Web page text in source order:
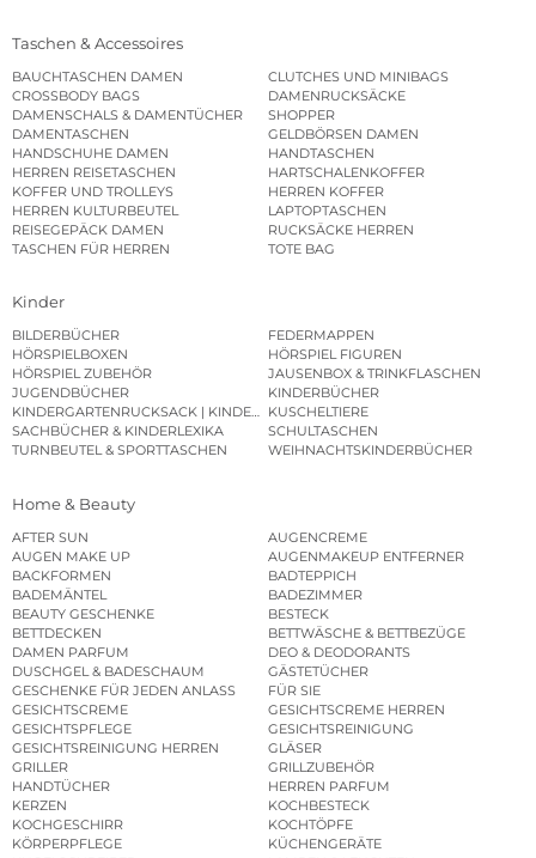
Taschen & Accessoires
BAUCHTASCHEN DAMEN
CLUTCHES UND MINIBAGS
CROSSBODY BAGS
DAMENRUCKSÄCKE
DAMENSCHALS & DAMENTÜCHER
SHOPPER
DAMENTASCHEN
GELDBÖRSEN DAMEN
HANDSCHUHE DAMEN
HANDTASCHEN
HERREN REISETASCHEN
HARTSCHALENKOFFER
KOFFER UND TROLLEYS
HERREN KOFFER
HERREN KULTURBEUTEL
LAPTOPTASCHEN
REISEGEPÄCK DAMEN
RUCKSÄCKE HERREN
TASCHEN FÜR HERREN
TOTE BAG
Kinder
BILDERBÜCHER
FEDERMAPPEN
HÖRSPIELBOXEN
HÖRSPIEL FIGUREN
HÖRSPIEL ZUBEHÖR
JAUSENBOX & TRINKFLASCHEN
JUGENDBÜCHER
KINDERBÜCHER
KINDERGARTENRUCKSACK | KINDERGARTENBEUTEL
KUSCHELTIERE
SACHBÜCHER & KINDERLEXIKA
SCHULTASCHEN
TURNBEUTEL & SPORTTASCHEN
WEIHNACHTSKINDERBÜCHER
Home & Beauty
AFTER SUN
AUGENCREME
AUGEN MAKE UP
AUGENMAKEUP ENTFERNER
BACKFORMEN
BADTEPPICH
BADEMÄNTEL
BADEZIMMER
BEAUTY GESCHENKE
BESTECK
BETTDECKEN
BETTWÄSCHE & BETTBEZÜGE
DAMEN PARFUM
DEO & DEODORANTS
DUSCHGEL & BADESCHAUM
GÄSTETÜCHER
GESCHENKE FÜR JEDEN ANLASS
FÜR SIE
GESICHTSCREME
GESICHTSCREME HERREN
GESICHTSPFLEGE
GESICHTSREINIGUNG
GESICHTSREINIGUNG HERREN
GLÄSER
GRILLER
GRILLZUBEHÖR
HANDTÜCHER
HERREN PARFUM
KERZEN
KOCHBESTECK
KOCHGESCHIRR
KOCHTÖPFE
KÖRPERPFLEGE
KÜCHENGERÄTE